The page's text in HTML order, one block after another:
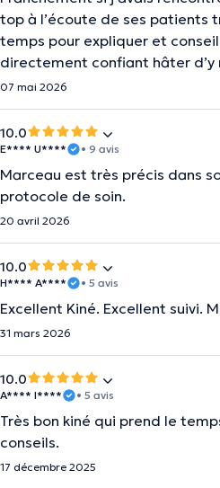
top à l’écoute de ses patients
temps pour expliquer et
directement confiant hâter d’y
07 mai 2026
10.0
E**** U**** • 9 avis
Marceau est très précis dans
protocole de soin.
20 avril 2026
10.0
H**** A**** • 5 avis
Excellent Kiné. Excellent suivi.
31 mars 2026
10.0
A**** I**** • 5 avis
Très bon kiné qui prend le
conseils.
17 décembre 2025